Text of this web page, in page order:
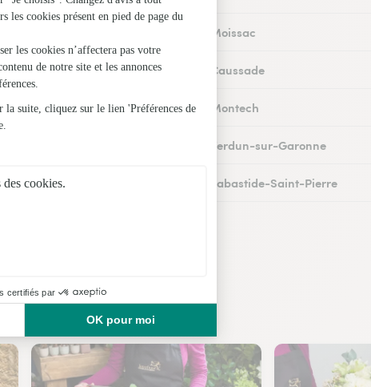
Fleuristes à Moissac
Fleuristes à Caussade
Fleuristes à Montech
Fleuristes à Verdun-sur-Garonne
Fleuristes à Labastide-Saint-Pierre
à Montauban